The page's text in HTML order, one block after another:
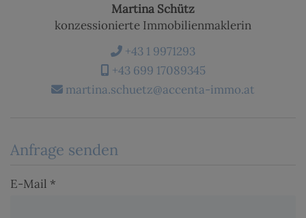
Martina Schütz
konzessionierte Immobilienmaklerin
+43 1 9971293
+43 699 17089345
martina.schuetz@accenta-immo.at
Anfrage senden
E-Mail